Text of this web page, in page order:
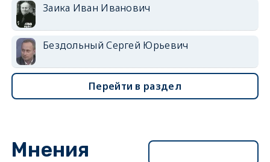
Заика Иван Иванович
Бездольный Сергей Юрьевич
Перейти в раздел
Мнения